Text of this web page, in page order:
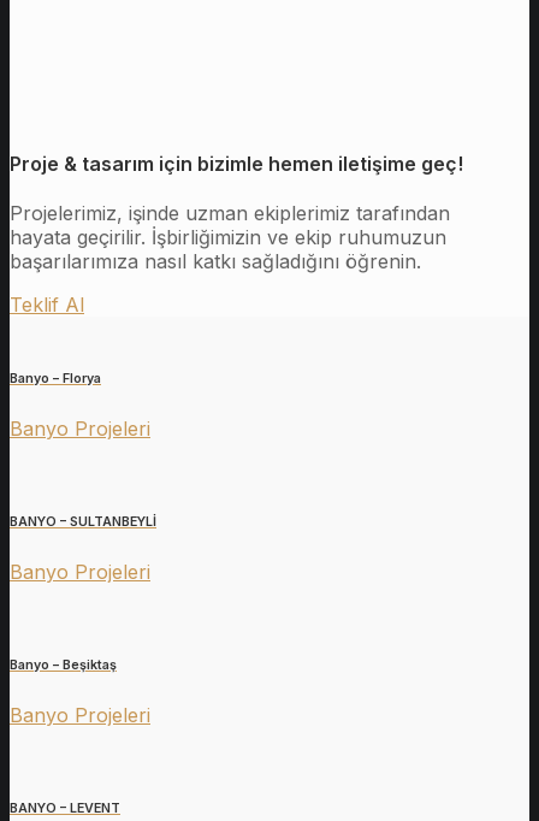
Proje & tasarım için bizimle hemen iletişime geç!
Projelerimiz, işinde uzman ekiplerimiz tarafından
hayata geçirilir. İşbirliğimizin ve ekip ruhumuzun
başarılarımıza nasıl katkı sağladığını öğrenin.
Teklif Al
Banyo – Florya
Banyo Projeleri
BANYO – SULTANBEYLİ
Banyo Projeleri
Banyo – Beşiktaş
Banyo Projeleri
BANYO – LEVENT